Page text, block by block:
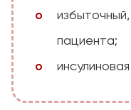
пациента;